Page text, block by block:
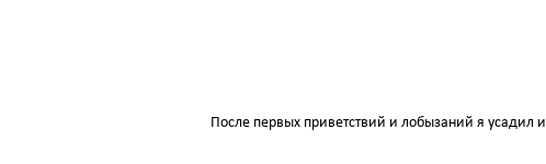
После первых приветствий и лобызаний я усадил